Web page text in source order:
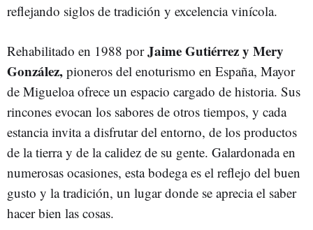
reflejando siglos de tradición y excelencia vinícola.
Rehabilitado en 1988 porJaime Gutiérrez y Mery
González, pioneros del enoturismo en España, Mayor
de Migueloa ofrece un espacio cargado de historia. Sus
rincones evocan los sabores de otros tiempos, y cada
estancia invita a disfrutar del entorno, de los productos
de la tierra y de la calidez de su gente. Galardonada en
numerosas ocasiones, esta bodega es el reflejo del buen
gusto y la tradición, un lugar donde se aprecia el saber
hacer bien las cosas.